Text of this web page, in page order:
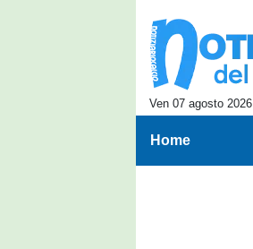
Ven 07 agosto 2026
Home